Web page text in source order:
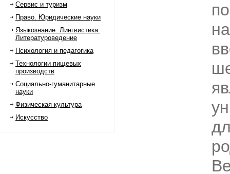
Сервис и туризм
Право. Юридические науки
Языкознание. Лингвистика.
Литературоведение
Психология и педагогика
Технологии пищевых
производств
Социально-гуманитарные
науки
Физическая культура
Искусство